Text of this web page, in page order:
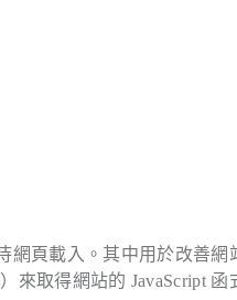
網頁載入。其中用於改善網
來取得網站的 JavaScript 函